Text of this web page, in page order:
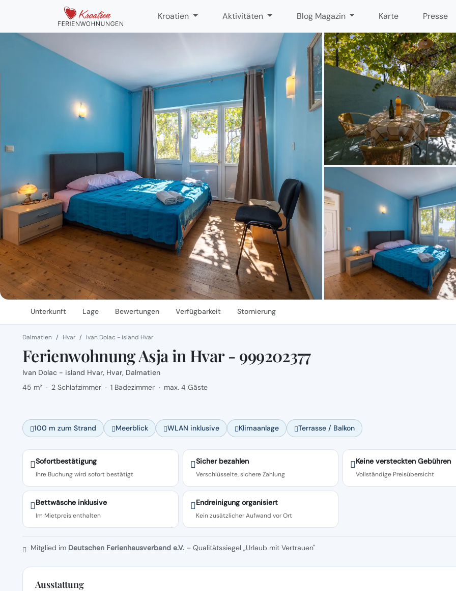
Kroatien Aktivitäten Blog Magazin Karte Presse
Unterkunft Lage Bewertungen Verfügbarkeit Stornierung
Dalmatien Hvar Ivan Dolac - island Hvar
Ferienwohnung Asja in Hvar - 999202377
Ivan Dolac - island Hvar, Hvar, Dalmatien
45 m² · 2 Schlafzimmer · 1 Badezimmer · max. 4 Gäste
100 m zum Strand Meerblick WLAN inklusive Klimaanlage Terrasse / Balkon
Sofortbestätigung
Ihre Buchung wird sofort bestätigt
Sicher bezahlen
Verschlüsselte, sichere Zahlung
Keine versteckten Gebühren
Vollständige Preisübersicht
Bettwäsche inklusive
Im Mietpreis enthalten
Endreinigung organisiert
Kein zusätzlicher Aufwand vor Ort
Mitglied im Deutschen Ferienhausverband e.V. – Qualitätssiegel „Urlaub mit Vertrauen"
Ausstattung